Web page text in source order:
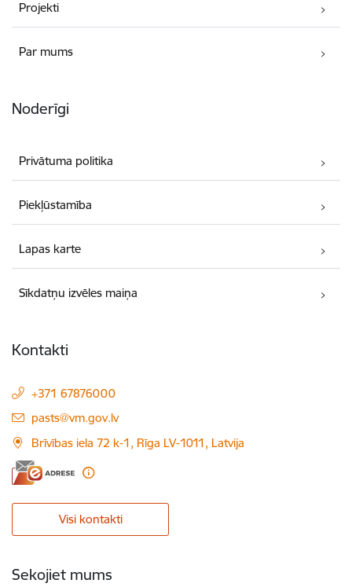
Projekti
Par mums
Noderīgi
Privātuma politika
Piekļūstamība
Lapas karte
Sīkdatņu izvēles maiņa
Kontakti
+371 67876000
E-pasts:
pasts@vm.gov.lv
Brīvības iela 72 k-1, Rīga LV-1011, Latvija
Visi kontakti
Sekojiet mums